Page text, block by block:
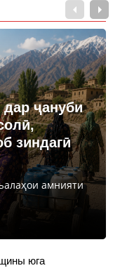
ҷануби
зиндагӣ
амнияти
юга